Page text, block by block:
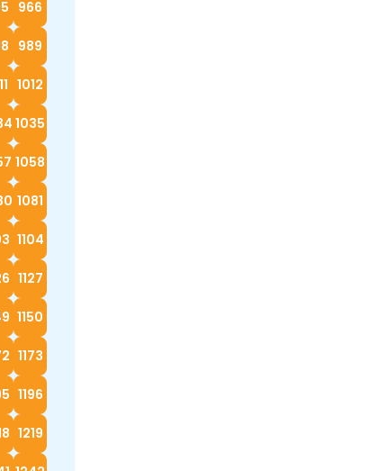
966
989
1012
1035
1058
1081
1104
1127
1150
1173
1196
1219